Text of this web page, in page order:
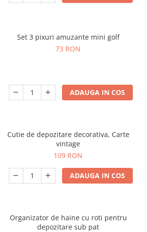
Set 3 pixuri amuzante mini golf
73 RON
ADAUGA IN COS
Cutie de depozitare decorativa, Carte
vintage
109 RON
ADAUGA IN COS
Organizator de haine cu roti pentru
depozitare sub pat